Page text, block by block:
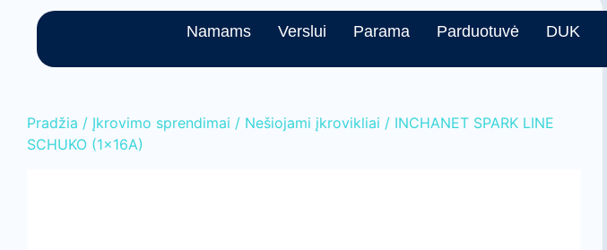
Namams Verslui Parama Parduotuvė DUK
Pradžia / Įkrovimo sprendimai / Nešiojami įkrovikliai / INCHANET SPARK LINE
SCHUKO (1x16A)